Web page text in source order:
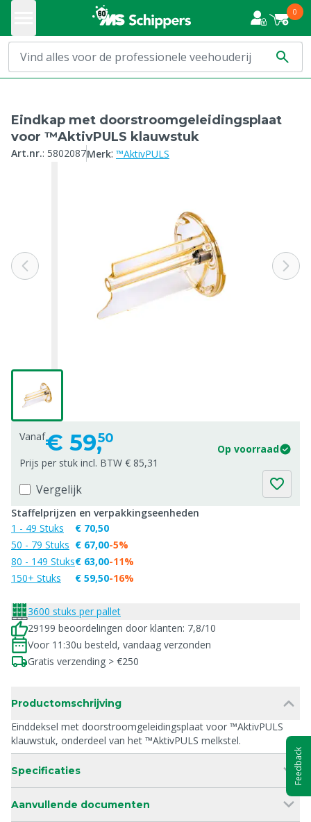
0
Eindkap met doorstroomgeleidingsplaat
voor ™AktivPULS klauwstuk
Art.nr.: 5802087Merk: ™AktivPULS
Vanaf€ 59,50
Op voorraad
Prijs per stuk incl. BTW € 85,31
Vergelijk
Staffelprijzen en verpakkingseenheden
1 - 49 Stuks
50 - 79 Stuks
80 - 149 Stuks
150+ Stuks
€ 70,50
€ 67,00
€ 63,00
€ 59,50
-5%
-11%
-16%
3600 stuks per pallet
29199 beoordelingen door klanten: 7,8/10
Voor 11:30u besteld, vandaag verzonden
Gratis verzending > €250
Productomschrijving
Einddeksel met doorstroomgeleidingsplaat voor ™AktivPULS
klauwstuk, onderdeel van het ™AktivPULS melkstel.
Specificaties
Aanvullende documenten
Feedback